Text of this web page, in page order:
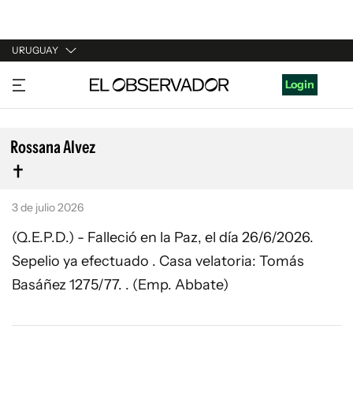
URUGUAY
URUGUAY
ARGENTINA
ESPAÑA
ESTADOS UNIDOS
Login
Rossana Alvez
3 de julio 2026
(Q.E.P.D.) - Falleció en la Paz, el día 26/6/2026.
Sepelio ya efectuado . Casa velatoria: Tomás
Basáñez 1275/77. . (Emp. Abbate)